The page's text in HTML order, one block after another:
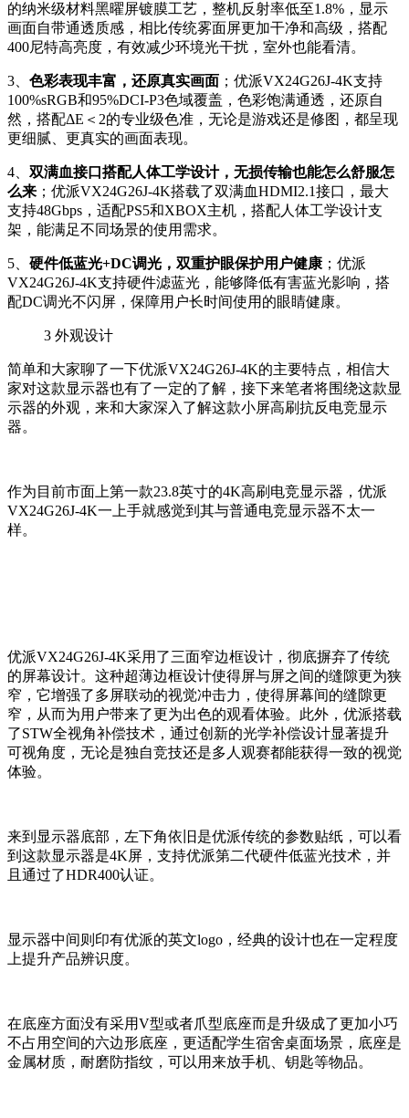
的纳米级材料黑曜屏镀膜工艺，整机反射率低至1.8%，显示
画面自带通透质感，相比传统雾面屏更加干净和高级，搭配
400尼特高亮度，有效减少环境光干扰，室外也能看清。
3、 色彩表现丰富，还原真实画面 ；优派VX24G26J-4K支持
100%sRGB和95%DCI-P3色域覆盖，色彩饱满通透，还原自
然，搭配ΔE＜2的专业级色准，无论是游戏还是修图，都呈现
更细腻、更真实的画面表现。
4、 双满血接口搭配人体工学设计，无损传输也能怎么舒服怎
么来 ；优派VX24G26J-4K搭载了双满血HDMI2.1接口，最大
支持48Gbps，适配PS5和XBOX主机，搭配人体工学设计支
架，能满足不同场景的使用需求。
5、 硬件低蓝光+DC调光，双重护眼保护用户健康 ；优派
VX24G26J-4K支持硬件滤蓝光，能够降低有害蓝光影响，搭
配DC调光不闪屏，保障用户长时间使用的眼睛健康。
3 外观设计
简单和大家聊了一下优派VX24G26J-4K的主要特点，相信大
家对这款显示器也有了一定的了解，接下来笔者将围绕这款显
示器的外观，来和大家深入了解这款小屏高刷抗反电竞显示
器。
作为目前市面上第一款23.8英寸的4K高刷电竞显示器，优派
VX24G26J-4K一上手就感觉到其与普通电竞显示器不太一
样。
优派VX24G26J-4K采用了三面窄边框设计，彻底摒弃了传统
的屏幕设计。这种超薄边框设计使得屏与屏之间的缝隙更为狭
窄，它增强了多屏联动的视觉冲击力，使得屏幕间的缝隙更
窄，从而为用户带来了更为出色的观看体验。此外，优派搭载
了STW全视角补偿技术，通过创新的光学补偿设计显著提升
可视角度，无论是独自竞技还是多人观赛都能获得一致的视觉
体验。
来到显示器底部，左下角依旧是优派传统的参数贴纸，可以看
到这款显示器是4K屏，支持优派第二代硬件低蓝光技术，并
且通过了HDR400认证。
显示器中间则印有优派的英文logo，经典的设计也在一定程度
上提升产品辨识度。
在底座方面没有采用V型或者爪型底座而是升级成了更加小巧
不占用空间的六边形底座，更适配学生宿舍桌面场景，底座是
金属材质，耐磨防指纹，可以用来放手机、钥匙等物品。